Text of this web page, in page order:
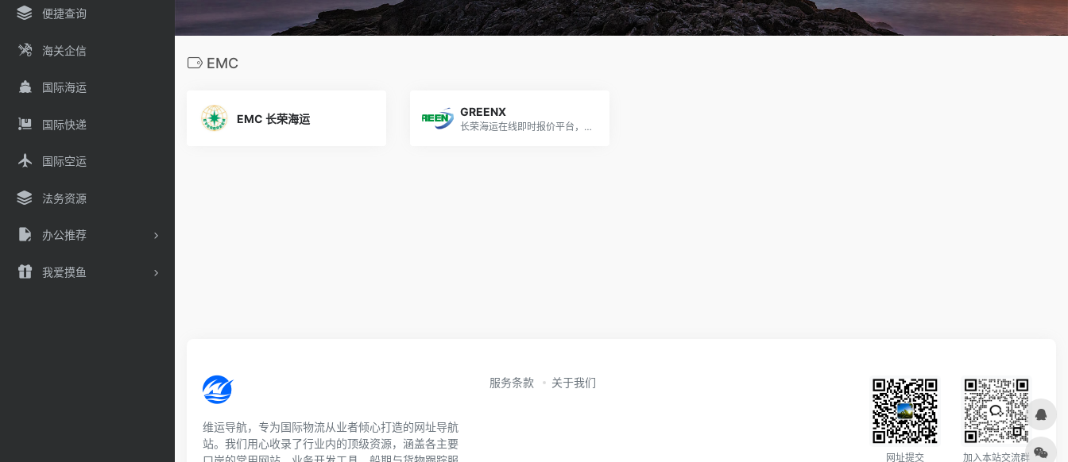
便捷查询
海关企信
国际海运
国际快递
国际空运
法务资源
办公推荐
我爱摸鱼
EMC
EMC 长荣海运
GREENX
长荣海运在线即时报价平台，运价查询
维运导航，专为国际物流从业者倾心打造的网址导航
站。我们用心收录了行业内的顶级资源，涵盖各主要
服务条款 关于我们
网址提交 加入本站交流群